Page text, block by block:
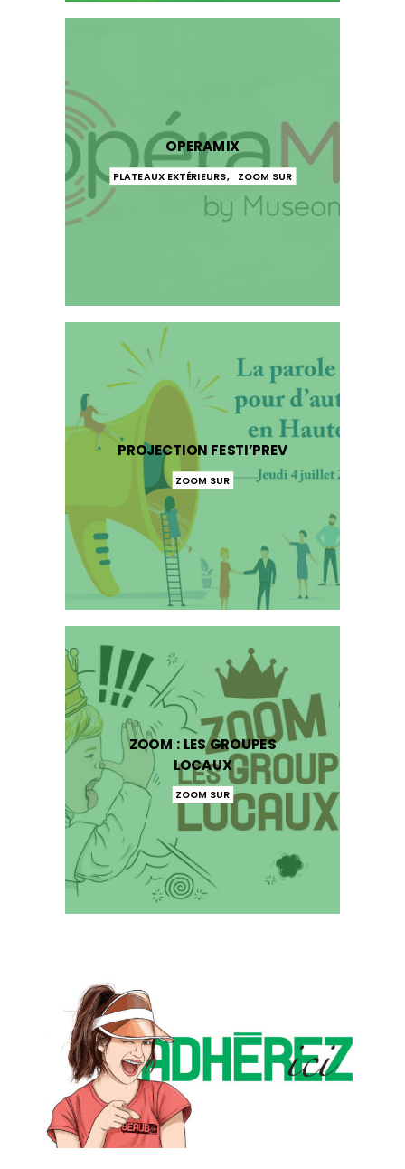
OPERAMIX
PLATEAUX EXTÉRIEURS, ZOOM SUR
PROJECTION FESTI’PREV
ZOOM SUR
ZOOM : LES GROUPES
LOCAUX
ZOOM SUR